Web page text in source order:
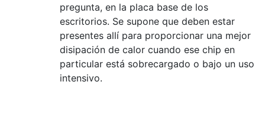
pregunta, en la placa base de los
escritorios. Se supone que deben estar
presentes allí para proporcionar una mejor
disipación de calor cuando ese chip en
particular está sobrecargado o bajo un uso
intensivo.